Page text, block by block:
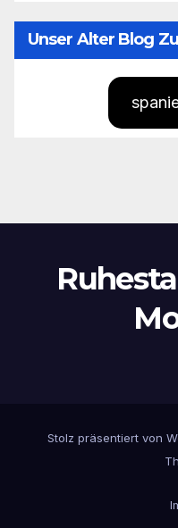
Unser Alter Blog
Stolz präsentiert von